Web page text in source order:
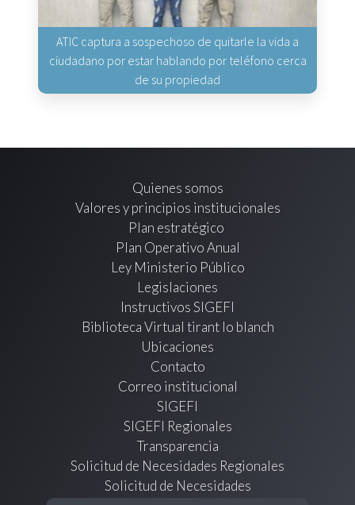
ATIC captura a sospechoso de quitarle la vida a
ciudadano por estar hablando por teléfono cerca
de su propiedad
Quienes somos
Valores y principios institucionales
Plan estratégico
Plan Operativo Anual
Ley Ministerio Público
Legislaciones
Instructivos SIGEFI
Biblioteca Virtual tirant lo blanch
Ubicaciones
Contacto
Correo institucional
SIGEFI
SIGEFI Regionales
Transparencia
Solicitud de Necesidades Regionales
Solicitud de Necesidades